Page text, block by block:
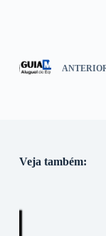
Veja também: